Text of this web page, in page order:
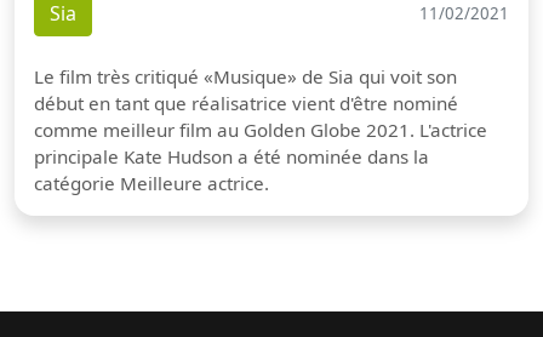
Sia 11/02/2021
Le film très critiqué «Musique» de Sia qui voit son
début en tant que réalisatrice vient d'être nominé
comme meilleur film au Golden Globe 2021. L'actrice
principale Kate Hudson a été nominée dans la
catégorie Meilleure actrice.